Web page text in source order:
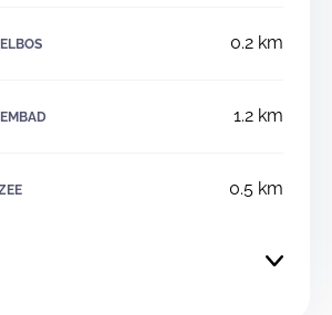
0.2 km
1.2 km
0.5 km